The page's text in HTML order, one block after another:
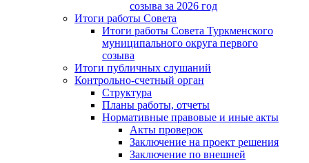
созыва за 2026 год
Итоги работы Совета
Итоги работы Совета Туркменского
муниципального округа первого
созыва
Итоги публичных слушаний
Контрольно-счетный орган
Структура
Планы работы, отчеты
Нормативные правовые и иные акты
Акты проверок
Заключение на проект решения
Заключение по внешней